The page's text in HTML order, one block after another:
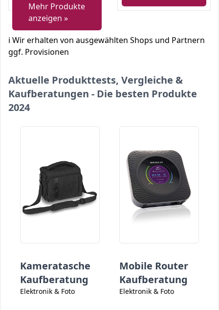
Mehr Produkte
anzeigen »
ℹ️ Wir erhalten von ausgewählten Shops und Partnern
ggf. Provisionen
Aktuelle Produkttests, Vergleiche &
Kaufberatungen - Die besten Produkte
2024
Kameratasche
Kaufberatung
Elektronik & Foto
Mobile Router
Kaufberatung
Elektronik & Foto